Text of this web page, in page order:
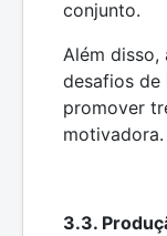
conjunto.
Além
desafios de
promover
motivadora.
3.3.